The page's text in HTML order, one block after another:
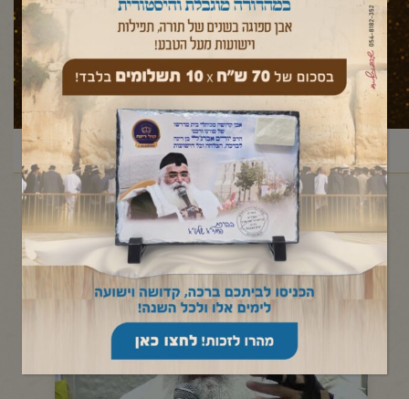
ראשי/ שיעורי הרב/מסר יומי
תפריט קטגוריות